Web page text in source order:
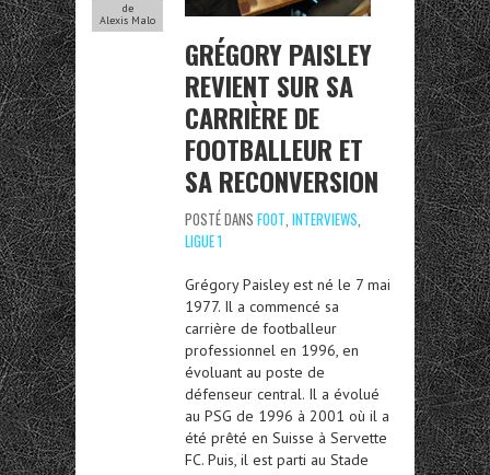
de
Alexis Malo
GRÉGORY PAISLEY
REVIENT SUR SA
CARRIÈRE DE
FOOTBALLEUR ET
SA RECONVERSION
POSTÉ DANS FOOT, INTERVIEWS,
LIGUE 1
Grégory Paisley est né le 7 mai
1977. Il a commencé sa
carrière de footballeur
professionnel en 1996, en
évoluant au poste de
défenseur central. Il a évolué
au PSG de 1996 à 2001 où il a
été prêté en Suisse à Servette
FC. Puis, il est parti au Stade